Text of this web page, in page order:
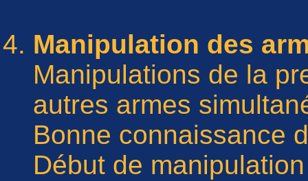
Manipulation des
Manipulations de la
autres armes
Bonne connaissance
Début de